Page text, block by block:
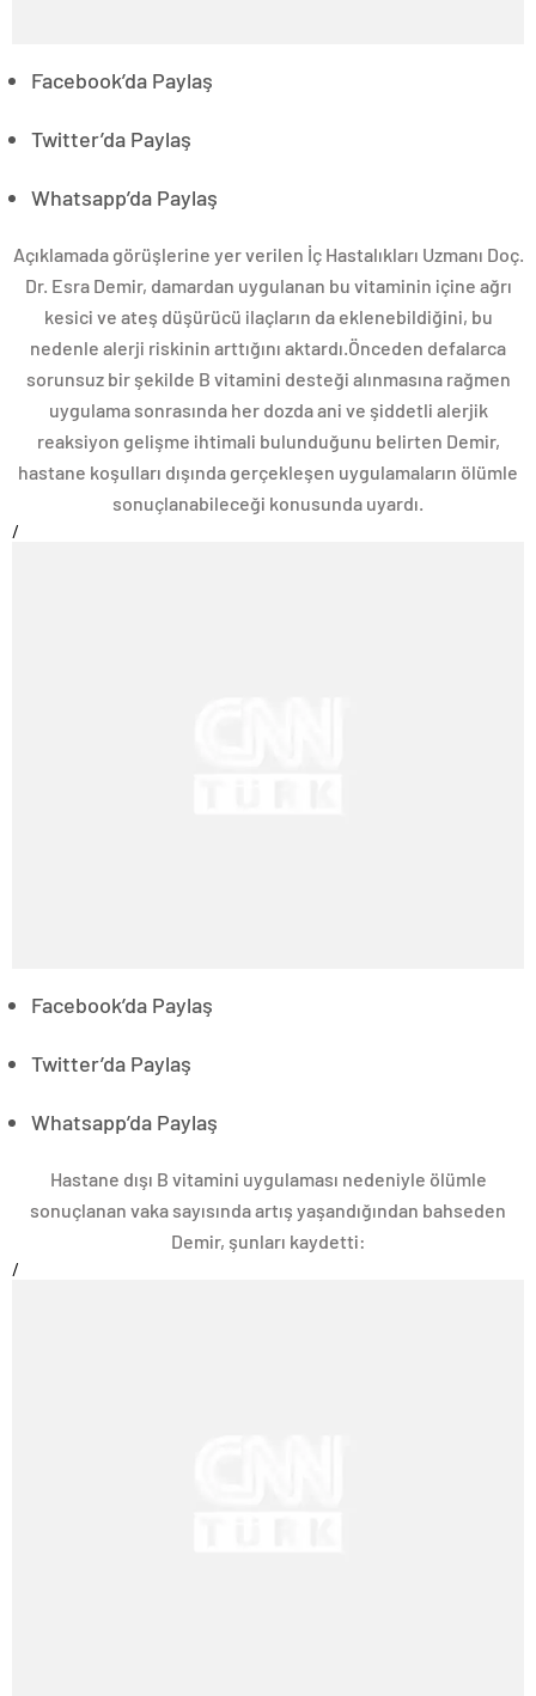
Facebook’da Paylaş
Twitter’da Paylaş
Whatsapp’da Paylaş
Açıklamada görüşlerine yer verilen İç Hastalıkları Uzmanı Doç.
Dr. Esra Demir, damardan uygulanan bu vitaminin içine ağrı
kesici ve ateş düşürücü ilaçların da eklenebildiğini, bu
nedenle alerji riskinin arttığını aktardı.Önceden defalarca
sorunsuz bir şekilde B vitamini desteği alınmasına rağmen
uygulama sonrasında her dozda ani ve şiddetli alerjik
reaksiyon gelişme ihtimali bulunduğunu belirten Demir,
hastane koşulları dışında gerçekleşen uygulamaların ölümle
sonuçlanabileceği konusunda uyardı.
/
Facebook’da Paylaş
Twitter’da Paylaş
Whatsapp’da Paylaş
Hastane dışı B vitamini uygulaması nedeniyle ölümle
sonuçlanan vaka sayısında artış yaşandığından bahseden
Demir, şunları kaydetti:
/